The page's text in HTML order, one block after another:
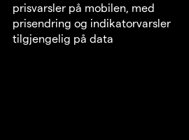
prisvarsler på mobilen, med
prisendring og indikatorvarsler
tilgjengelig på data